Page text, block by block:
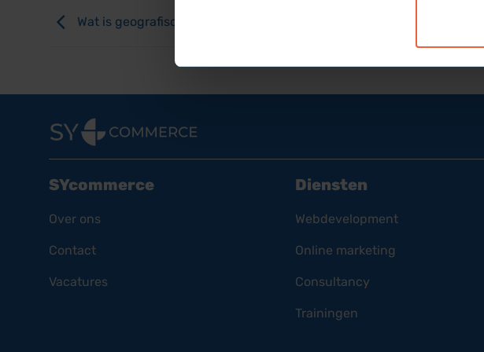
Wat is geografische segmentatie?
SYcommerce
Over ons
Contact
Vacatures
Diensten
Webdevelopment
Online marketing
Consultancy
Trainingen